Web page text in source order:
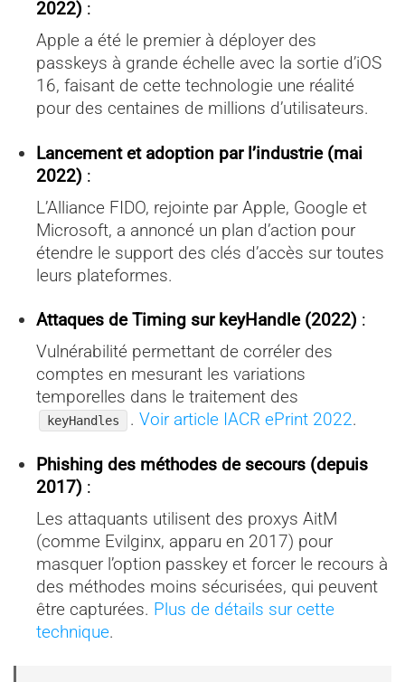
2022) :
Apple a été le premier à déployer des
passkeys à grande échelle avec la sortie d’iOS
16, faisant de cette technologie une réalité
pour des centaines de millions d’utilisateurs.
Lancement et adoption par l’industrie (mai
2022) :
L’Alliance FIDO, rejointe par Apple, Google et
Microsoft, a annoncé un plan d’action pour
étendre le support des clés d’accès sur toutes
leurs plateformes.
Attaques de Timing sur keyHandle (2022) :
Vulnérabilité permettant de corréler des
comptes en mesurant les variations
temporelles dans le traitement des
keyHandles .Voir article IACR ePrint 2022.
Phishing des méthodes de secours (depuis
2017) :
Les attaquants utilisent des proxys AitM
(comme Evilginx, apparu en 2017) pour
masquer l’option passkey et forcer le recours à
des méthodes moins sécurisées, qui peuvent
être capturées. Plus de détails sur cette
technique.